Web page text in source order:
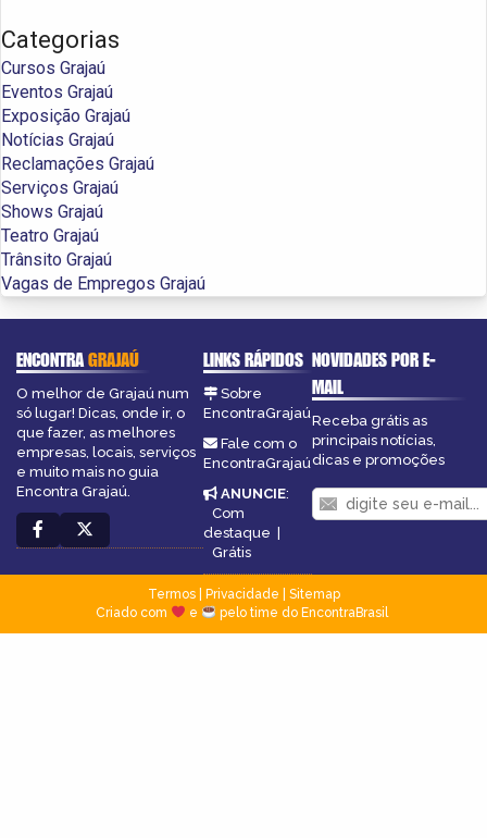
Categorias
Cursos Grajaú
Eventos Grajaú
Exposição Grajaú
Notícias Grajaú
Reclamações Grajaú
Serviços Grajaú
Shows Grajaú
Teatro Grajaú
Trânsito Grajaú
Vagas de Empregos Grajaú
ENCONTRAGRAJAÚ
O melhor de Grajaú num
só lugar! Dicas, onde ir, o
que fazer, as melhores
empresas, locais, serviços
e muito mais no guia
Encontra Grajaú.
LINKS RÁPIDOS
Sobre
EncontraGrajaú
Fale com o
EncontraGrajaú
ANUNCIE:
Com
destaque |
Grátis
NOVIDADES POR E-
MAIL
Receba grátis as
principais notícias,
dicas e promoções
Termos| Privacidade
Sitemap
Criado com
e pelo time do EncontraBrasil